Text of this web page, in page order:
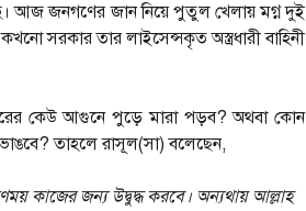
আজ জনগণের জান নিয়ে পুতুল খেলায় মগ্ন দুই
সরকার তার লাইসেন্সকৃত অস্ত্রধারী বাহিনী
কেউ আগুনে পুড়ে মারা পড়ব? অথবা কোন
তাহলে রাসূল(সা) বলেছেন,
কাজের জন্য উদ্বুদ্ধ করবে। অন্যথায় আল্লাহ